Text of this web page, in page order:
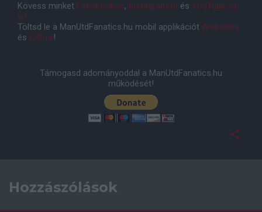
Kövess minket Facebookon, Instagramon és YouTube-on
is!
Töltsd le a ManUtdFanatics.hu mobil applikációt Androidra
és iOS-re!
Támogasd adományoddal a ManUtdFanatics.hu
működését!
Hozzászólások